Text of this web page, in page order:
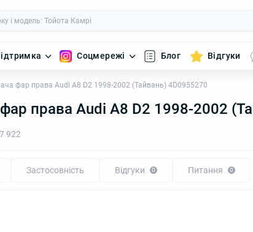
Соцмережі Блог Відгуки
фар права Audi A8 D2 1998-2002 (Тайвань) 4D0955270
права Audi A8 D2 1998-2002
922
Застосовність Відгуки 0 Питання 0